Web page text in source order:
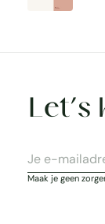
Maak je geen